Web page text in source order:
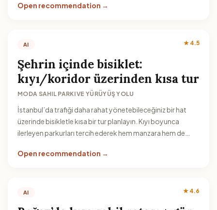
Open recommendation →
AI ★ 4.5
Şehrin içinde bisiklet:
kıyı/koridor üzerinden kısa tur
MODA SAHIL PARKI VE YÜRÜYÜŞ YOLU
İstanbul’da trafiği daha rahat yönetebileceğiniz bir hat
üzerinde bisikletle kısa bir tur planlayın. Kıyı boyunca
ilerleyen parkurları tercih ederek hem manzara hem de
Open recommendation →
AI ★ 4.6